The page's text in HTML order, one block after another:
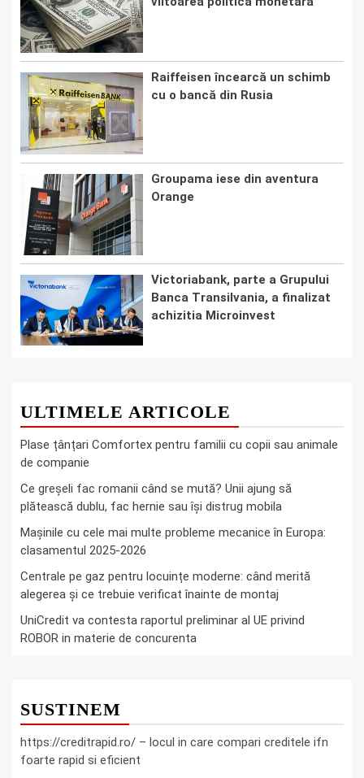
Raiffeisen încearcă un schimb
cu o bancă din Rusia
Groupama iese din aventura
Orange
Victoriabank, parte a Grupului
Banca Transilvania, a finalizat
achizitia Microinvest
ULTIMELE ARTICOLE
Plase țânțari Comfortex pentru familii cu copii sau animale
de companie
Ce greşeli fac romanii când se mută? Unii ajung să
plătească dublu, fac hernie sau îşi distrug mobila
Mașinile cu cele mai multe probleme mecanice în Europa:
clasamentul 2025-2026
Centrale pe gaz pentru locuințe moderne: când merită
alegerea și ce trebuie verificat înainte de montaj
UniCredit va contesta raportul preliminar al UE privind
ROBOR in materie de concurenta
SUSTINEM
https://creditrapid.ro/ – locul in care compari creditele ifn
foarte rapid si eficient